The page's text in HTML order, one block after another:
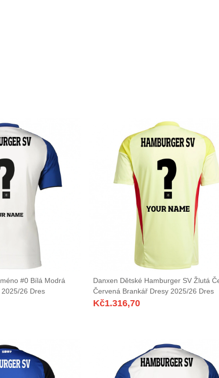
#0 Bílá Modrá
26 Dres
Danxen Dětské Hamburger SV Žlutá
Červená Brankář Dresy 2025/26 Dres
Kč1.316,70